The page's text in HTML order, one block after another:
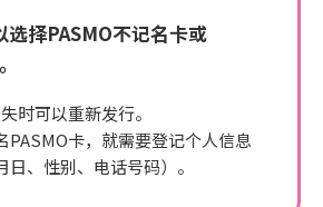
选择PASMO不记名卡或
时可以重新发行。
PASMO卡，就需要登记个人信息
日、性别、电话号码）。